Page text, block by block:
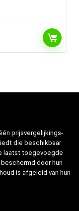
prijsvergelijkings-
die beschikbaar
laatst toegevoegde
door hun
is afgeleid van hun